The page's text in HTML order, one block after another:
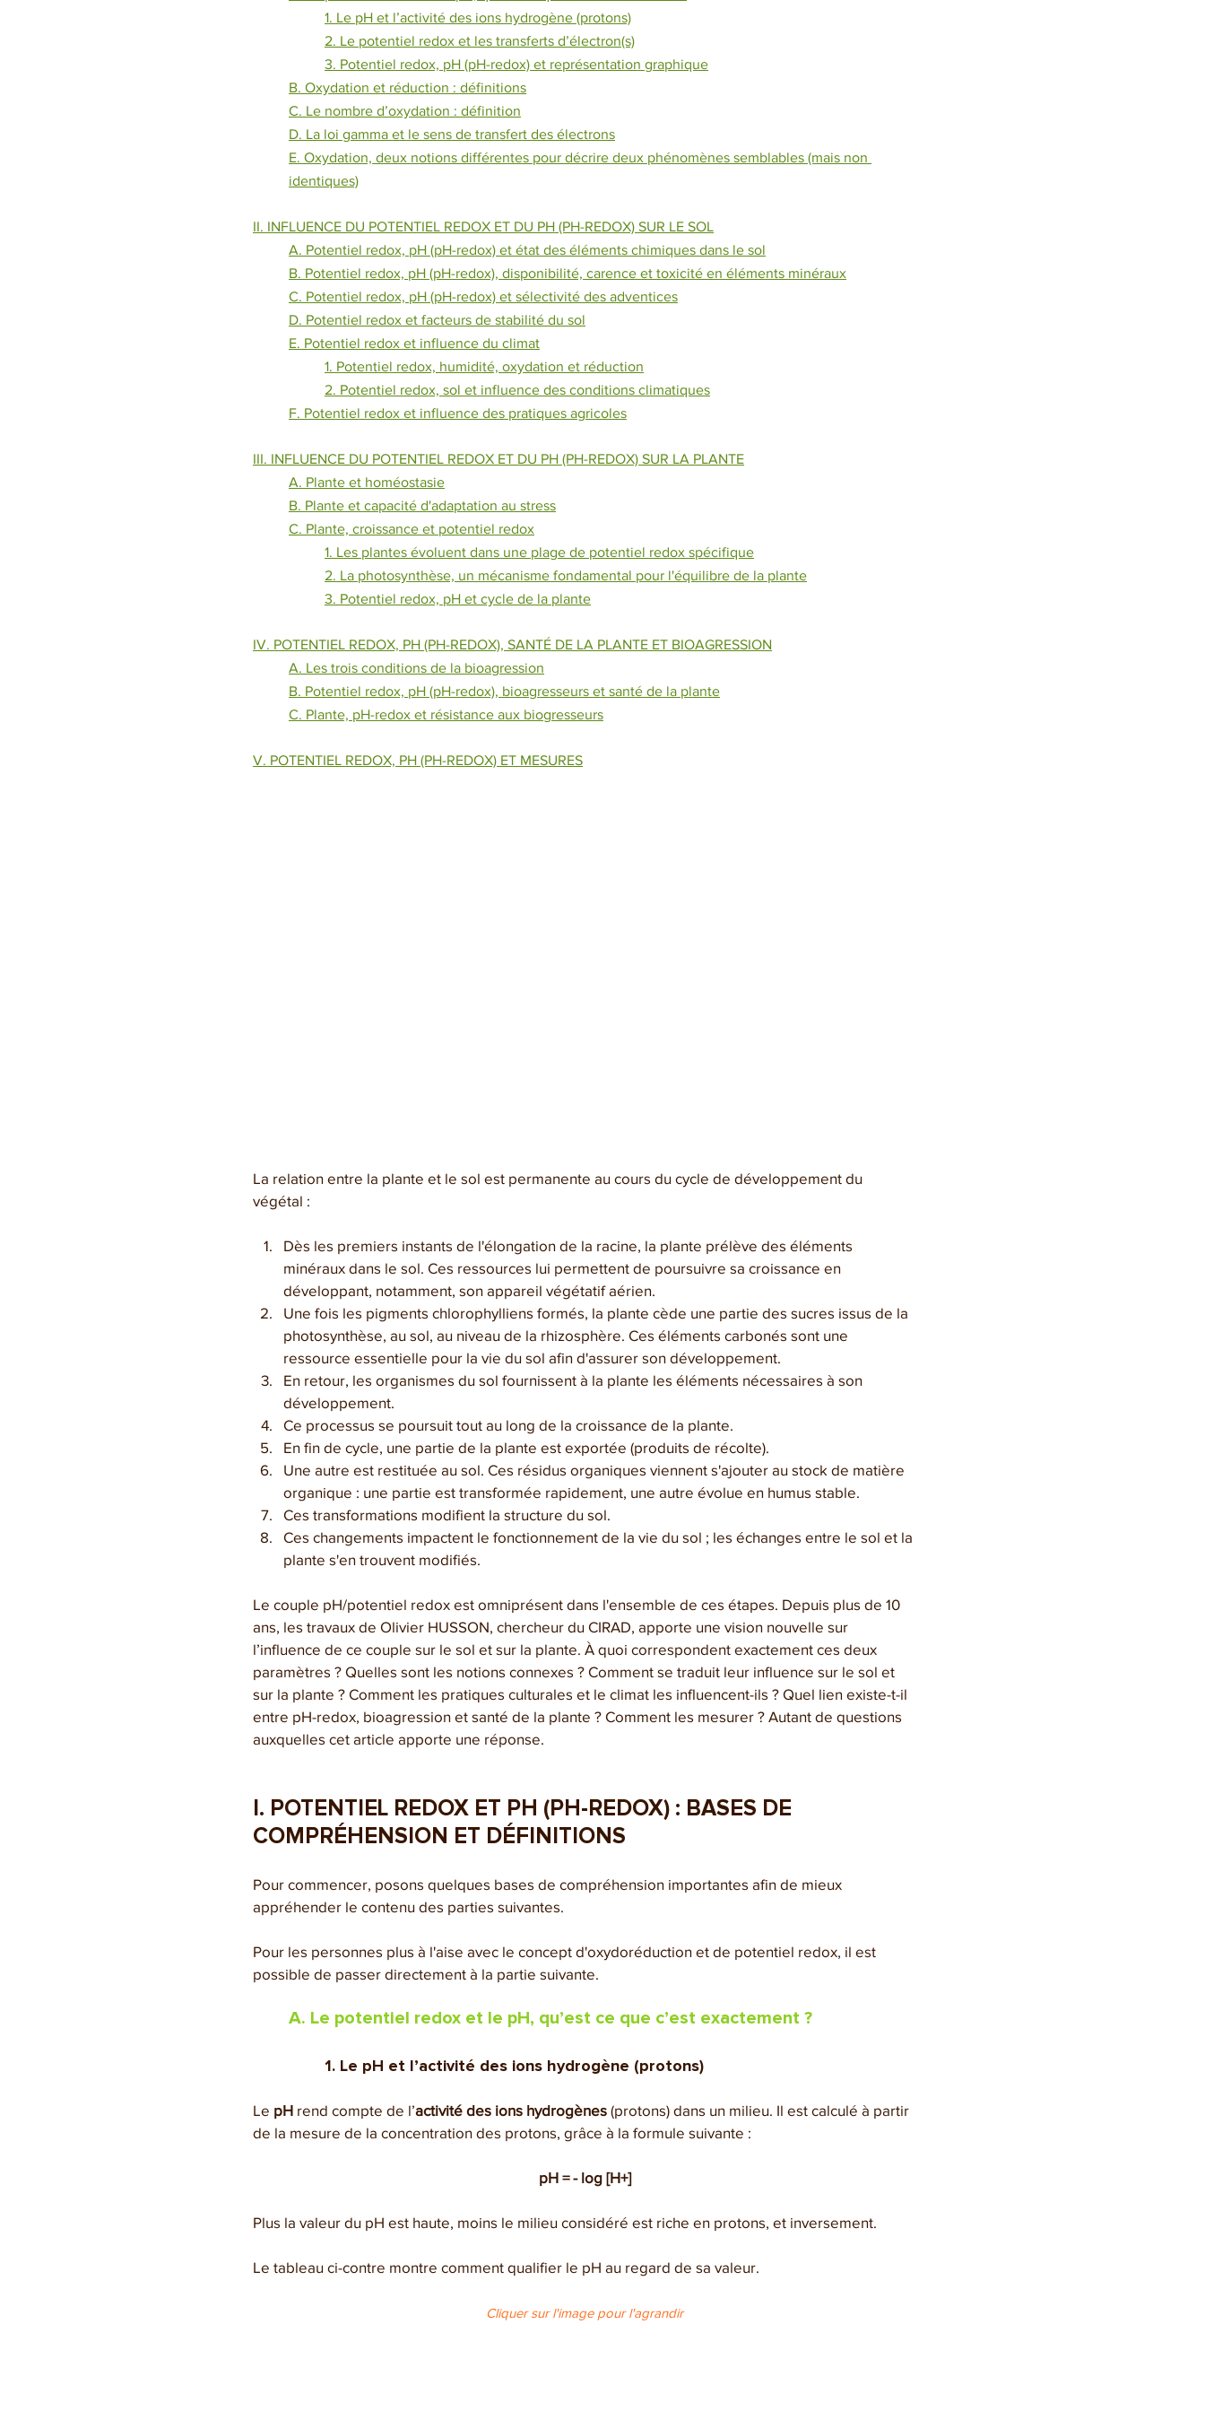
1. Le pH et l’activité des ions hydrogène (protons)
2. Le potentiel redox et les transferts d’électron(s)
3. Potentiel redox, pH (pH-redox) et représentation graphique
B. Oxydation et réduction : définitions
C. Le nombre d’oxydation : définition
D. La loi gamma et le sens de transfert des électrons
E. Oxydation, deux notions différentes pour décrire deux phénomènes semblables (mais non
identiques)
II. INFLUENCE DU POTENTIEL REDOX ET DU PH (PH-REDOX) SUR LE SOL
A. Potentiel redox, pH (pH-redox) et état des éléments chimiques dans le sol
B. Potentiel redox, pH (pH-redox), disponibilité, carence et toxicité en éléments minéraux
C. Potentiel redox, pH (pH-redox) et sélectivité des adventices
D. Potentiel redox et facteurs de stabilité du sol
E. Potentiel redox et influence du climat
1. Potentiel redox, humidité, oxydation et réduction
2. Potentiel redox, sol et influence des conditions climatiques
F. Potentiel redox et influence des pratiques agricoles
III. INFLUENCE DU POTENTIEL REDOX ET DU PH (PH-REDOX) SUR LA PLANTE
A. Plante et homéostasie
B. Plante et capacité d'adaptation au stress
C. Plante, croissance et potentiel redox
1. Les plantes évoluent dans une plage de potentiel redox spécifique
2. La photosynthèse, un mécanisme fondamental pour l'équilibre de la plante
3. Potentiel redox, pH et cycle de la plante
IV. POTENTIEL REDOX, PH (PH-REDOX), SANTÉ DE LA PLANTE ET BIOAGRESSION
A. Les trois conditions de la bioagression
B. Potentiel redox, pH (pH-redox), bioagresseurs et santé de la plante
C. Plante, pH-redox et résistance aux biogresseurs
V. POTENTIEL REDOX, PH (PH-REDOX) ET MESURES
La relation entre la plante et le sol est permanente au cours du cycle de développement du
végétal :
Dès les premiers instants de l'élongation de la racine, la plante prélève des éléments
minéraux dans le sol. Ces ressources lui permettent de poursuivre sa croissance en
développant, notamment, son appareil végétatif aérien.
Une fois les pigments chlorophylliens formés, la plante cède une partie des sucres issus de la
photosynthèse, au sol, au niveau de la rhizosphère. Ces éléments carbonés sont une
ressource essentielle pour la vie du sol afin d'assurer son développement.
En retour, les organismes du sol fournissent à la plante les éléments nécessaires à son
développement.
Ce processus se poursuit tout au long de la croissance de la plante.
En fin de cycle, une partie de la plante est exportée (produits de récolte).
Une autre est restituée au sol. Ces résidus organiques viennent s'ajouter au stock de matière
organique : une partie est transformée rapidement, une autre évolue en humus stable.
Ces transformations modifient la structure du sol.
Ces changements impactent le fonctionnement de la vie du sol ; les échanges entre le sol et la
plante s'en trouvent modifiés.
Le couple pH/potentiel redox est omniprésent dans l'ensemble de ces étapes. Depuis plus de 10
ans, les travaux de Olivier HUSSON, chercheur du CIRAD, apporte une vision nouvelle sur
l’influence de ce couple sur le sol et sur la plante. À quoi correspondent exactement ces deux
paramètres ? Quelles sont les notions connexes ? Comment se traduit leur influence sur le sol et
sur la plante ? Comment les pratiques culturales et le climat les influencent-ils ? Quel lien existe-t-il
entre pH-redox, bioagression et santé de la plante ? Comment les mesurer ? Autant de questions
auxquelles cet article apporte une réponse.
I. POTENTIEL REDOX ET PH (PH-REDOX) : BASES DE
COMPRÉHENSION ET DÉFINITIONS
Pour commencer, posons quelques bases de compréhension importantes afin de mieux
appréhender le contenu des parties suivantes.
Pour les personnes plus à l'aise avec le concept d'oxydoréduction et de potentiel redox, il est
possible de passer directement à la partie suivante.
A. Le potentiel redox et le pH, qu’est ce que c’est exactement ?
1. Le pH et l’activité des ions hydrogène (protons)
Le pH rend compte de l’activité des ions hydrogènes (protons) dans un milieu. Il est calculé à partir
de la mesure de la concentration des protons, grâce à la formule suivante :
pH = - log [H+]
Plus la valeur du pH est haute, moins le milieu considéré est riche en protons, et inversement.
Le tableau ci-contre montre comment qualifier le pH au regard de sa valeur.
Cliquer sur l'image pour l'agrandir